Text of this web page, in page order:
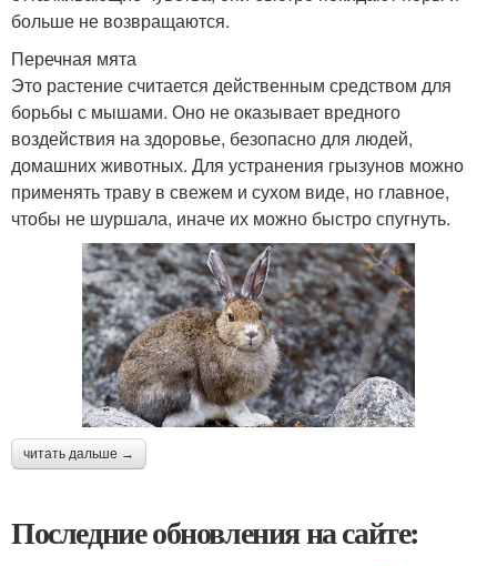
больше не возвращаются.
Перечная мята
Это растение считается действенным средством для
борьбы с мышами. Оно не оказывает вредного
воздействия на здоровье, безопасно для людей,
домашних животных. Для устранения грызунов можно
применять траву в свежем и сухом виде, но главное,
чтобы не шуршала, иначе их можно быстро спугнуть.
читать дальше →
Последние обновления на сайте: